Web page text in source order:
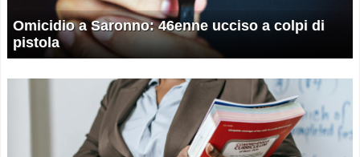
Omicidio a Saronno: 46enne ucciso a colpi di
pistola